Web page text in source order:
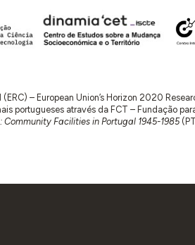
– European Union’s Horizon 2020
portugueses através da FCT – Fundação
Facilities in Portugal 1945-1985